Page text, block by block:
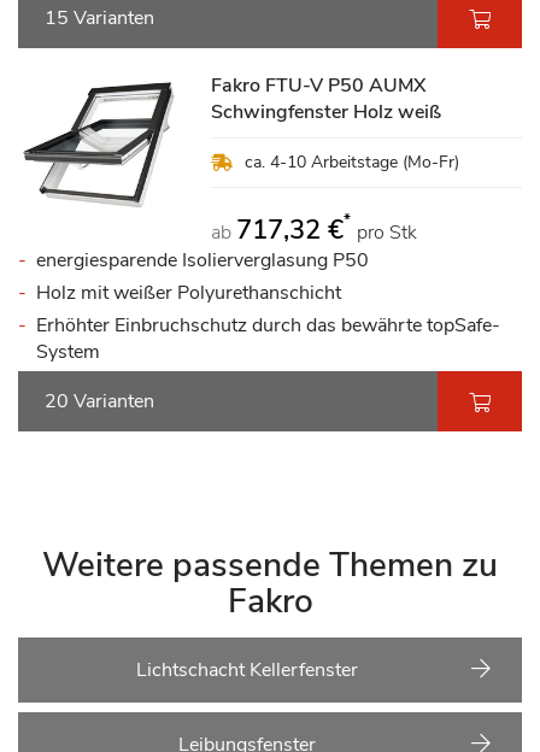
15 Varianten
Fakro FTU-V P50 AUMX
Schwingfenster Holz weiß
ca. 4-10 Arbeitstage (Mo-Fr)
ab 717,32 €* pro Stk
energiesparende Isolierverglasung P50
Holz mit weißer Polyurethanschicht
Erhöhter Einbruchschutz durch das bewährte topSafe-
System
20 Varianten
Weitere passende Themen zu
Fakro
Lichtschacht Kellerfenster
Leibungsfenster